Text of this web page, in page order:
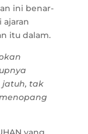
ini benar-
ajaran
itu dalam.
jatuh, tak